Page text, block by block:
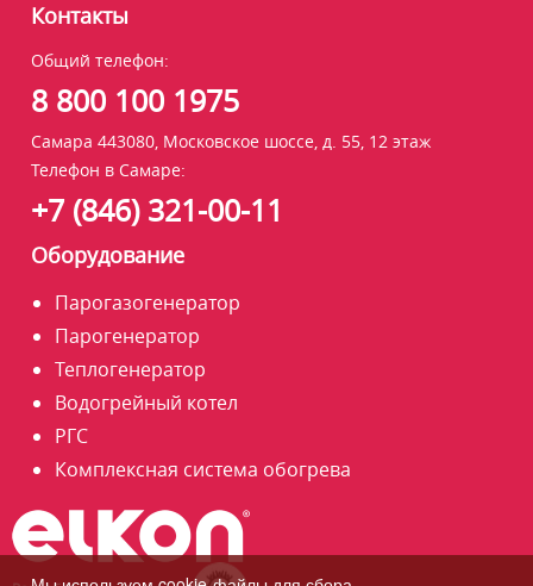
Контакты
Общий телефон:
8 800 100 1975
Самара 443080, Московское шоссе, д. 55, 12 этаж
Телефон в Самаре:
+7 (846) 321-00-11
Оборудование
Парогазогенератор
Парогенератор
Теплогенератор
Водогрейный котел
РГС
Комплексная система обогрева